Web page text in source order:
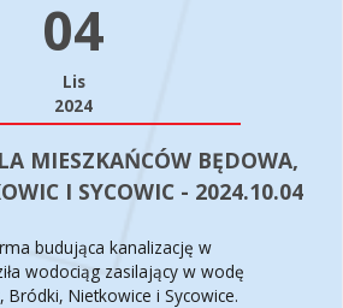
04
Lis
2024
MIESZKAŃCÓW BĘDOWA,
I SYCOWIC - 2024.10.04
budująca kanalizację w
wodociąg zasilający w wodę
Nietkowice i Sycowice.